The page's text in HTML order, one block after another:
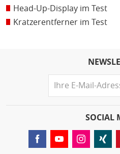
Head-Up-Display im Test
Kratzerentferner im Test
SOCIAL